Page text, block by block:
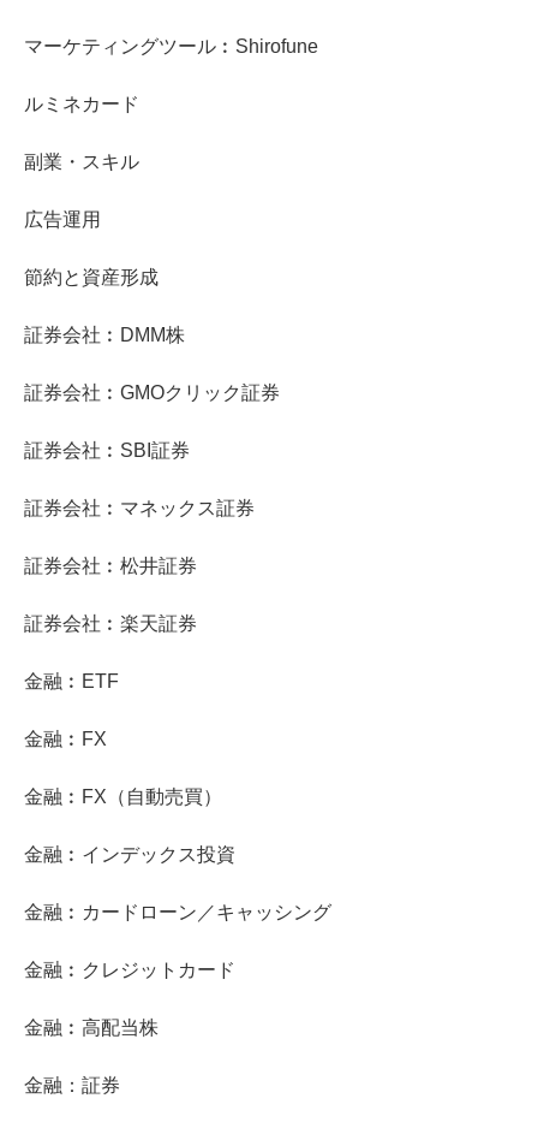
マーケティングツール︰Shirofune
ルミネカード
副業・スキル
広告運用
節約と資産形成
証券会社︰DMM株
証券会社︰GMOクリック証券
証券会社︰SBI証券
証券会社︰マネックス証券
証券会社︰松井証券
証券会社︰楽天証券
金融︰ETF
金融︰FX
金融︰FX（自動売買）
金融︰インデックス投資
金融︰カードローン／キャッシング
金融︰クレジットカード
金融︰高配当株
金融：証券